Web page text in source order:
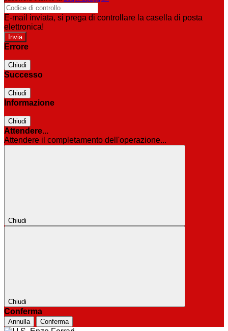
E-mail inviata, si prega di controllare la casella di posta
elettronica!
Errore
Chiudi
Successo
Chiudi
Informazione
Chiudi
Attendere...
Attendere il completamento dell'operazione...
Chiudi
Chiudi
Conferma
Annulla Conferma